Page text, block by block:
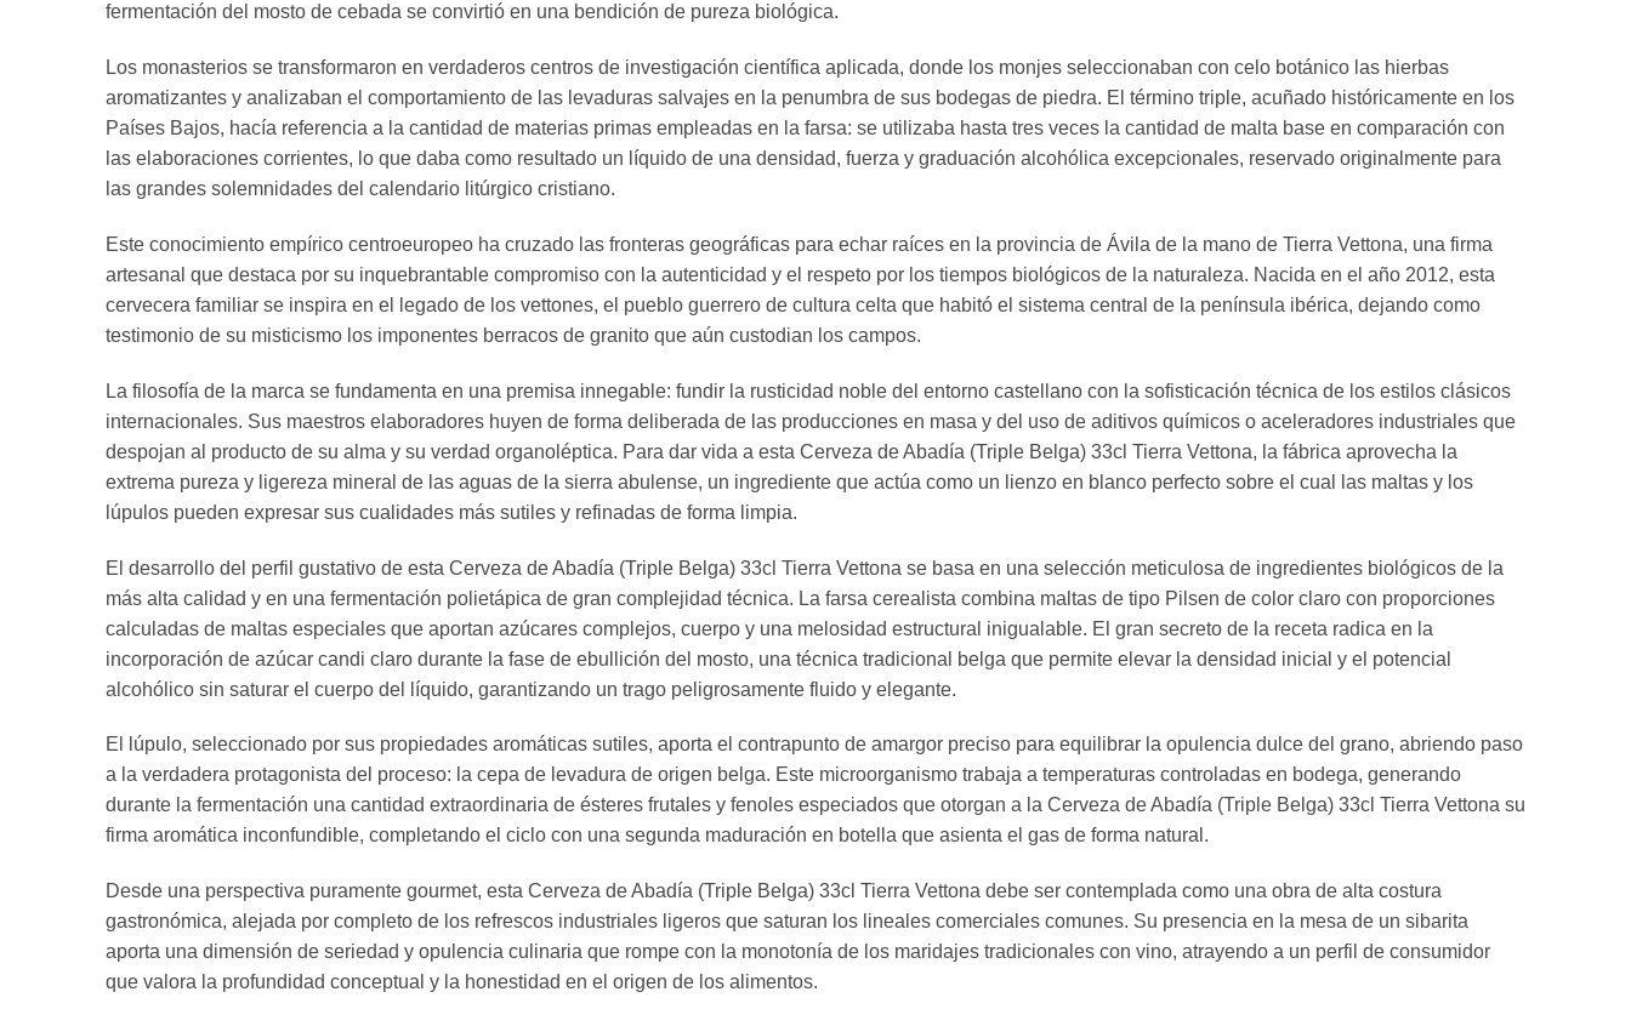
fermentación del mosto de cebada se convirtió en una bendición de pureza biológica.
Los monasterios se transformaron en verdaderos centros de investigación científica aplicada, donde los monjes seleccionaban con celo botánico las hierbas
aromatizantes y analizaban el comportamiento de las levaduras salvajes en la penumbra de sus bodegas de piedra. El término triple, acuñado históricamente en los
Países Bajos, hacía referencia a la cantidad de materias primas empleadas en la farsa: se utilizaba hasta tres veces la cantidad de malta base en comparación con
las elaboraciones corrientes, lo que daba como resultado un líquido de una densidad, fuerza y graduación alcohólica excepcionales, reservado originalmente para
las grandes solemnidades del calendario litúrgico cristiano.
Este conocimiento empírico centroeuropeo ha cruzado las fronteras geográficas para echar raíces en la provincia de Ávila de la mano de Tierra Vettona, una firma
artesanal que destaca por su inquebrantable compromiso con la autenticidad y el respeto por los tiempos biológicos de la naturaleza. Nacida en el año 2012, esta
cervecera familiar se inspira en el legado de los vettones, el pueblo guerrero de cultura celta que habitó el sistema central de la península ibérica, dejando como
testimonio de su misticismo los imponentes berracos de granito que aún custodian los campos.
La filosofía de la marca se fundamenta en una premisa innegable: fundir la rusticidad noble del entorno castellano con la sofisticación técnica de los estilos clásicos
internacionales. Sus maestros elaboradores huyen de forma deliberada de las producciones en masa y del uso de aditivos químicos o aceleradores industriales que
despojan al producto de su alma y su verdad organoléptica. Para dar vida a esta Cerveza de Abadía (Triple Belga) 33cl Tierra Vettona, la fábrica aprovecha la
extrema pureza y ligereza mineral de las aguas de la sierra abulense, un ingrediente que actúa como un lienzo en blanco perfecto sobre el cual las maltas y los
lúpulos pueden expresar sus cualidades más sutiles y refinadas de forma limpia.
El desarrollo del perfil gustativo de esta Cerveza de Abadía (Triple Belga) 33cl Tierra Vettona se basa en una selección meticulosa de ingredientes biológicos de la
más alta calidad y en una fermentación polietápica de gran complejidad técnica. La farsa cerealista combina maltas de tipo Pilsen de color claro con proporciones
calculadas de maltas especiales que aportan azúcares complejos, cuerpo y una melosidad estructural inigualable. El gran secreto de la receta radica en la
incorporación de azúcar candi claro durante la fase de ebullición del mosto, una técnica tradicional belga que permite elevar la densidad inicial y el potencial
alcohólico sin saturar el cuerpo del líquido, garantizando un trago peligrosamente fluido y elegante.
El lúpulo, seleccionado por sus propiedades aromáticas sutiles, aporta el contrapunto de amargor preciso para equilibrar la opulencia dulce del grano, abriendo paso
a la verdadera protagonista del proceso: la cepa de levadura de origen belga. Este microorganismo trabaja a temperaturas controladas en bodega, generando
durante la fermentación una cantidad extraordinaria de ésteres frutales y fenoles especiados que otorgan a la Cerveza de Abadía (Triple Belga) 33cl Tierra Vettona su
firma aromática inconfundible, completando el ciclo con una segunda maduración en botella que asienta el gas de forma natural.
Desde una perspectiva puramente gourmet, esta Cerveza de Abadía (Triple Belga) 33cl Tierra Vettona debe ser contemplada como una obra de alta costura
gastronómica, alejada por completo de los refrescos industriales ligeros que saturan los lineales comerciales comunes. Su presencia en la mesa de un sibarita
aporta una dimensión de seriedad y opulencia culinaria que rompe con la monotonía de los maridajes tradicionales con vino, atrayendo a un perfil de consumidor
que valora la profundidad conceptual y la honestidad en el origen de los alimentos.